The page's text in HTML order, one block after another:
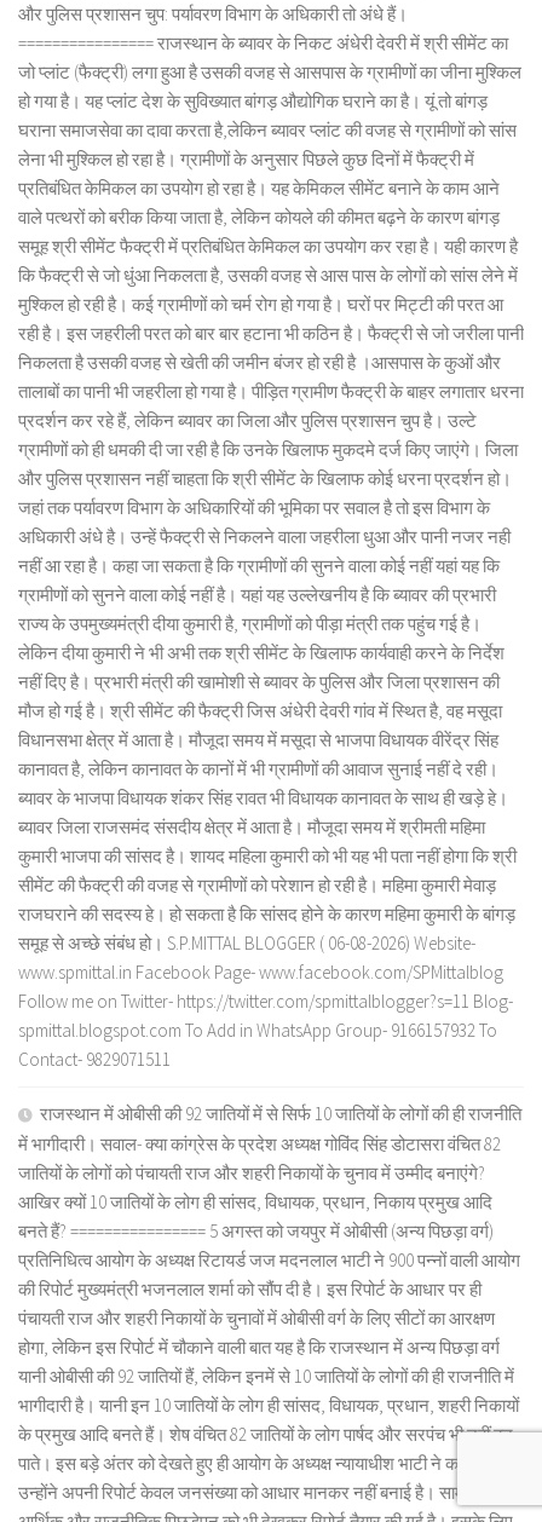
और पुलिस प्रशासन चुप: पर्यावरण विभाग के अधिकारी तो अंधे हैं।
================ राजस्थान के ब्यावर के निकट अंधेरी देवरी में श्री सीमेंट का
जो प्लांट (फैक्ट्री) लगा हुआ है उसकी वजह से आसपास के ग्रामीणों का जीना मुश्किल
हो गया है। यह प्लांट देश के सुविख्यात बांगड़ औद्योगिक घराने का है। यूं तो बांगड़
घराना समाजसेवा का दावा करता है,लेकिन ब्यावर प्लांट की वजह से ग्रामीणों को सांस
लेना भी मुश्किल हो रहा है। ग्रामीणों के अनुसार पिछले कुछ दिनों में फैक्ट्री में
प्रतिबंधित केमिकल का उपयोग हो रहा है। यह केमिकल सीमेंट बनाने के काम आने
वाले पत्थरों को बरीक किया जाता है, लेकिन कोयले की कीमत बढ़ने के कारण बांगड़
समूह श्री सीमेंट फैक्ट्री में प्रतिबंधित केमिकल का उपयोग कर रहा है। यही कारण है
कि फैक्ट्री से जो धुंआ निकलता है, उसकी वजह से आस पास के लोगों को सांस लेने में
मुश्किल हो रही है। कई ग्रामीणों को चर्म रोग हो गया है। घरों पर मिट्टी की परत आ
रही है। इस जहरीली परत को बार बार हटाना भी कठिन है। फैक्ट्री से जो जरीला पानी
निकलता है उसकी वजह से खेती की जमीन बंजर हो रही है ।आसपास के कुओं और
तालाबों का पानी भी जहरीला हो गया है। पीड़ित ग्रामीण फैक्ट्री के बाहर लगातार धरना
प्रदर्शन कर रहे हैं, लेकिन ब्यावर का जिला और पुलिस प्रशासन चुप है। उल्टे
ग्रामीणों को ही धमकी दी जा रही है कि उनके खिलाफ मुकदमे दर्ज किए जाएंगे। जिला
और पुलिस प्रशासन नहीं चाहता कि श्री सीमेंट के खिलाफ कोई धरना प्रदर्शन हो।
जहां तक पर्यावरण विभाग के अधिकारियों की भूमिका पर सवाल है तो इस विभाग के
अधिकारी अंधे है। उन्हें फैक्ट्री से निकलने वाला जहरीला धुआ और पानी नजर नही
नहीं आ रहा है। कहा जा सकता है कि ग्रामीणों की सुनने वाला कोई नहीं यहां यह कि
ग्रामीणों को सुनने वाला कोई नहीं है। यहां यह उल्लेखनीय है कि ब्यावर की प्रभारी
राज्य के उपमुख्यमंत्री दीया कुमारी है, ग्रामीणों को पीड़ा मंत्री तक पहुंच गई है।
लेकिन दीया कुमारी ने भी अभी तक श्री सीमेंट के खिलाफ कार्यवाही करने के निर्देश
नहीं दिए है। प्रभारी मंत्री की खामोशी से ब्यावर के पुलिस और जिला प्रशासन की
मौज हो गई है। श्री सीमेंट की फैक्ट्री जिस अंधेरी देवरी गांव में स्थित है, वह मसूदा
विधानसभा क्षेत्र में आता है। मौजूदा समय में मसूदा से भाजपा विधायक वीरेंद्र सिंह
कानावत है, लेकिन कानावत के कानों में भी ग्रामीणों की आवाज सुनाई नहीं दे रही।
ब्यावर के भाजपा विधायक शंकर सिंह रावत भी विधायक कानावत के साथ ही खड़े हे।
ब्यावर जिला राजसमंद संसदीय क्षेत्र में आता है। मौजूदा समय में श्रीमती महिमा
कुमारी भाजपा की सांसद है। शायद महिला कुमारी को भी यह भी पता नहीं होगा कि श्री
सीमेंट की फैक्ट्री की वजह से ग्रामीणों को परेशान हो रही है। महिमा कुमारी मेवाड़
राजघराने की सदस्य हे। हो सकता है कि सांसद होने के कारण महिमा कुमारी के बांगड़
समूह से अच्छे संबंध हो। S.P.MITTAL BLOGGER ( 06-08-2026) Website-
www.spmittal.in Facebook Page- www.facebook.com/SPMittalblog
Follow me on Twitter- https://twitter.com/spmittalblogger?s=11 Blog-
spmittal.blogspot.com To Add in WhatsApp Group- 9166157932 To
Contact- 9829071511
राजस्थान में ओबीसी की 92 जातियों में से सिर्फ 10 जातियों के लोगों की ही राजनीति
में भागीदारी। सवाल- क्या कांग्रेस के प्रदेश अध्यक्ष गोविंद सिंह डोटासरा वंचित 82
जातियों के लोगों को पंचायती राज और शहरी निकायों के चुनाव में उम्मीद बनाएंगे?
आखिर क्यों 10 जातियों के लोग ही सांसद, विधायक, प्रधान, निकाय प्रमुख आदि
बनते हैं? ================ 5 अगस्त को जयपुर में ओबीसी (अन्य पिछड़ा वर्ग)
प्रतिनिधित्व आयोग के अध्यक्ष रिटायर्ड जज मदनलाल भाटी ने 900 पन्नों वाली आयोग
की रिपोर्ट मुख्यमंत्री भजनलाल शर्मा को सौंप दी है। इस रिपोर्ट के आधार पर ही
पंचायती राज और शहरी निकायों के चुनावों में ओबीसी वर्ग के लिए सीटों का आरक्षण
होगा, लेकिन इस रिपोर्ट में चौकाने वाली बात यह है कि राजस्थान में अन्य पिछड़ा वर्ग
यानी ओबीसी की 92 जातियों हैं, लेकिन इनमें से 10 जातियों के लोगों की ही राजनीति में
भागीदारी है। यानी इन 10 जातियों के लोग ही सांसद, विधायक, प्रधान, शहरी निकायों
के प्रमुख आदि बनते हैं। शेष वंचित 82 जातियों के लोग पार्षद और सरपंच भी नहीं बन
पाते। इस बड़े अंतर को देखते हुए ही आयोग के अध्यक्ष न्यायाधीश भाटी ने कहा कि
उन्होंने अपनी रिपोर्ट केवल जनसंख्या को आधार मानकर नहीं बनाई है। सामाजिक,